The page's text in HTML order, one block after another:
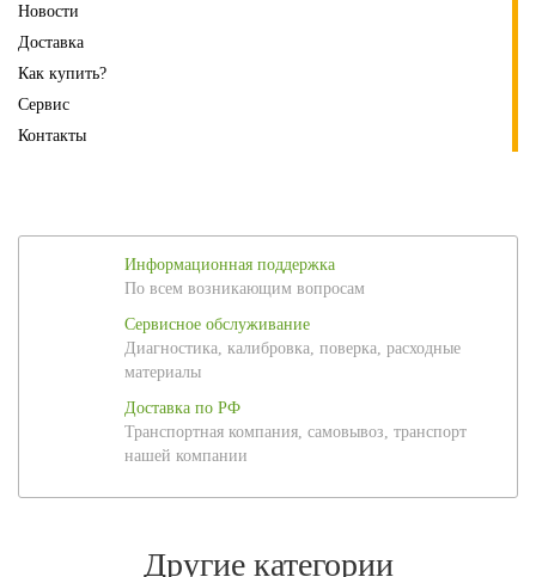
Новости
Доставка
Как купить?
Сервис
Контакты
Информационная поддержка
По всем возникающим вопросам
Сервисное обслуживание
Диагностика, калибровка, поверка, расходные
материалы
Доставка по РФ
Транспортная компания, самовывоз, транспорт
нашей компании
Другие категории